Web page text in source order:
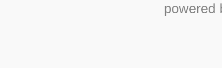
powered